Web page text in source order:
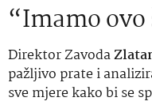
“Imamo
Direktor Zavoda
pažljivo prate i
sve mjere kako bi se